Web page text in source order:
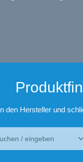
den Hersteller und